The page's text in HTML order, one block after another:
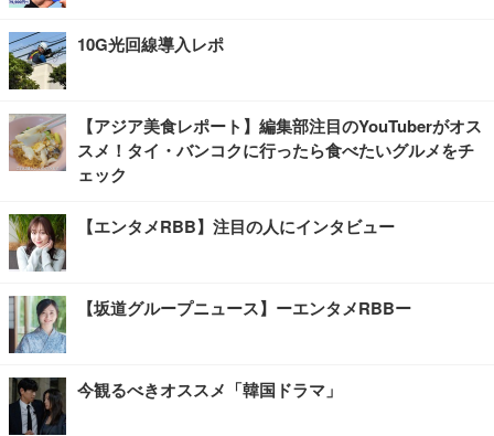
10G光回線導入レポ
【アジア美食レポート】編集部注目のYouTuberがオス
スメ！タイ・バンコクに行ったら食べたいグルメをチ
ェック
【エンタメRBB】注目の人にインタビュー
【坂道グループニュース】ーエンタメRBBー
今観るべきオススメ「韓国ドラマ」